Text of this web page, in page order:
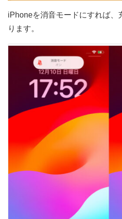
iPhoneを消音モードにすれば、
ります。